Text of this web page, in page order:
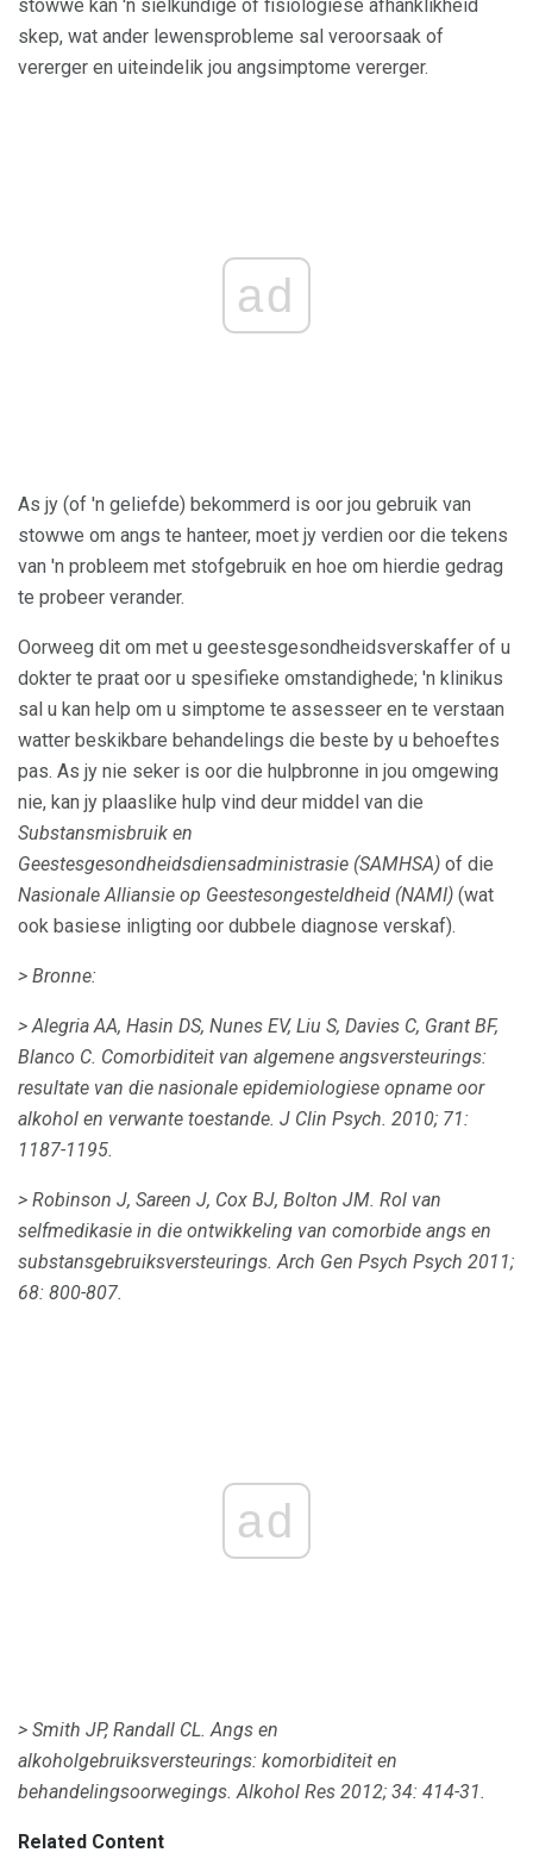
stowwe kan 'n sielkundige of fisiologiese afhanklikheid
skep, wat ander lewensprobleme sal veroorsaak of
vererger en uiteindelik jou angsimptome vererger.
ad
As jy (of 'n geliefde) bekommerd is oor jou gebruik van
stowwe om angs te hanteer, moet jy verdien oor die tekens
van 'n probleem met stofgebruik en hoe om hierdie gedrag
te probeer verander.
Oorweeg dit om met u geestesgesondheidsverskaffer of u
dokter te praat oor u spesifieke omstandighede; 'n klinikus
sal u kan help om u simptome te assesseer en te verstaan ​​
watter beskikbare behandelings die beste by u behoeftes
pas. As jy nie seker is oor die hulpbronne in jou omgewing
nie, kan jy plaaslike hulp vind deur middel van die
Substansmisbruik en
Geestesgesondheidsdiensadministrasie (SAMHSA) of die
Nasionale Alliansie op Geestesongesteldheid (NAMI) (wat
ook basiese inligting oor dubbele diagnose verskaf).
> Bronne:
> Alegria AA, Hasin DS, Nunes EV, Liu S, Davies C, Grant BF,
Blanco C. Comorbiditeit van algemene angsversteurings:
resultate van die nasionale epidemiologiese opname oor
alkohol en verwante toestande. J Clin Psych. 2010; 71:
1187-1195.
> Robinson J, Sareen J, Cox BJ, Bolton JM. Rol van
selfmedikasie in die ontwikkeling van comorbide angs en
substansgebruiksversteurings. Arch Gen Psych Psych 2011;
68: 800-807.
ad
> Smith JP, Randall CL. Angs en
alkoholgebruiksversteurings: komorbiditeit en
behandelingsoorwegings. Alkohol Res 2012; 34: 414-31.
Related Content